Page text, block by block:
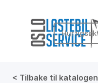
< Tilbake til katalogen